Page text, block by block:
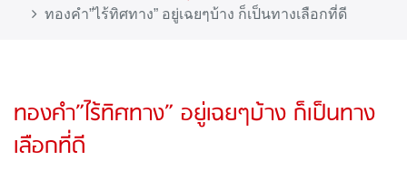
ทองคำ”ไร้ทิศทาง” อยู่เฉยๆบ้าง ก็เป็นทางเลือกที่ดี
ทองคำ”ไร้ทิศทาง” อยู่เฉยๆบ้าง ก็เป็นทาง
เลือกที่ดี